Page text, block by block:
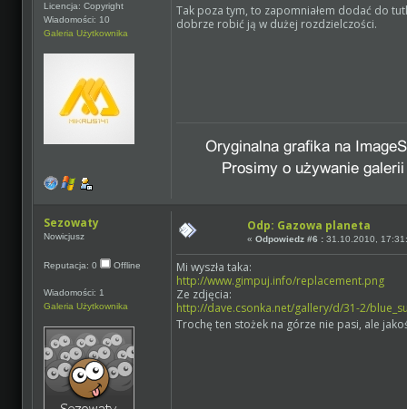
Licencja: Copyright
Wiadomości: 10
Galeria Użytkownika
Tak poza tym, to zapomniałem dodać do
dobrze robić ją w dużej rozdzielczości.
Sezowaty
Nowicjusz
Reputacja: 0 Offline
Wiadomości: 1
Galeria Użytkownika
Odp: Gazowa planeta
«Odpowiedz #6 : 31.10.2010,
Mi wyszła taka:
http://www.gimpuj.info/replacement.png
Ze zdjęcia:
http://dave.csonka.net/gallery/d/31-2/
Trochę ten stożek na górze nie pasi, ale